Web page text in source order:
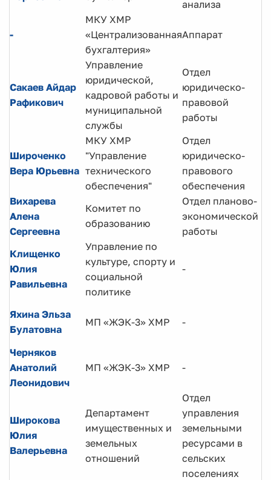
анализа
-
МКУ ХМР
«Централизованная
бухгалтерия»
Аппарат
Сакаев Айдар
Рафикович
Управление
юридической,
кадровой работы и
муниципальной
службы
Отдел
юридическо-
правовой
работы
Широченко
Вера Юрьевна
МКУ ХМР
"Управление
технического
обеспечения"
Отдел
юридическо-
правового
обеспечения
Вихарева
Алена
Сергеевна
Комитет по
образованию
Отдел планово-
экономической
работы
Клищенко
Юлия
Равильевна
Управление по
культуре, спорту и
социальной
политике
-
Яхина Эльза
Булатовна
МП «ЖЭК-3» ХМР -
Черняков
Анатолий
Леонидович
МП «ЖЭК-3» ХМР -
Широкова
Юлия
Валерьевна
Департамент
имущественных и
земельных
отношений
Отдел
управления
земельными
ресурсами в
сельских
поселениях